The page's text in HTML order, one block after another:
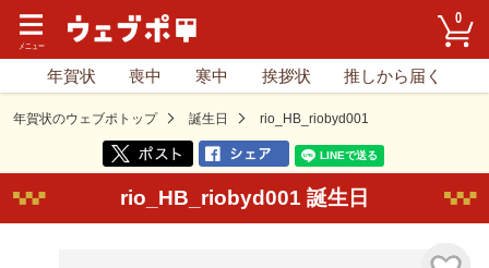
0
年賀状 喪中 寒中 挨拶状 推しから届く
年賀状のウェブポトップ 誕生日 rio_HB_riobyd001
rio_HB_riobyd001 誕生日